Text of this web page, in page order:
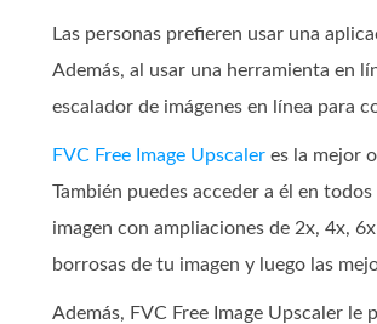
Las personas prefieren usar una
Además, al usar una herramienta en
escalador de imágenes en línea para
FVC Free Image Upscaler es la mejor
También puedes acceder a él en
imagen con ampliaciones de 2x, 4x,
borrosas de tu imagen y luego las
Además, FVC Free Image Upscaler